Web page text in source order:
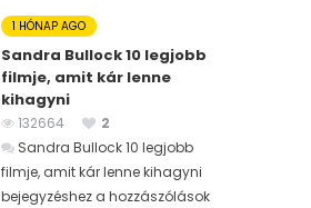
1 HÓNAP AGO
Sandra Bullock 10 legjobb
filmje, amit kár lenne
kihagyni
132664
2
Sandra Bullock 10 legjobb
filmje, amit kár lenne kihagyni
bejegyzéshez a hozzászólások